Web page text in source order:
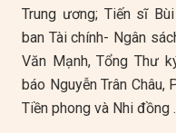
Trung ương; Tiến sĩ
ban Tài chính- Ngân
Văn Mạnh, Tổng Thư
báo Nguyễn Trân Châu,
Tiền phong và Nhi đồng